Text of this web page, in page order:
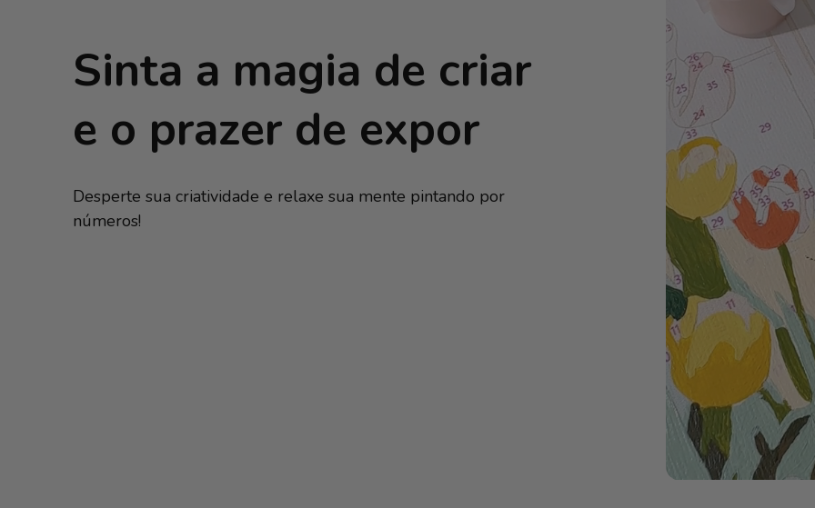
Sinta a magia de criar
e o prazer de expor
Desperte sua criatividade e relaxe sua mente pintando por
números!